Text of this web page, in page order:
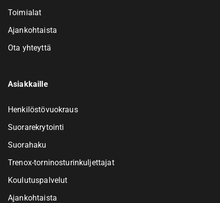
Toimialat
Ajankohtaista
Ota yhteyttä
Asiakkaille
Henkilöstövuokraus
Suorarekrytointi
Suorahaku
Trenox-torninosturinkuljettajat
Koulutuspalvelut
Ajankohtaista